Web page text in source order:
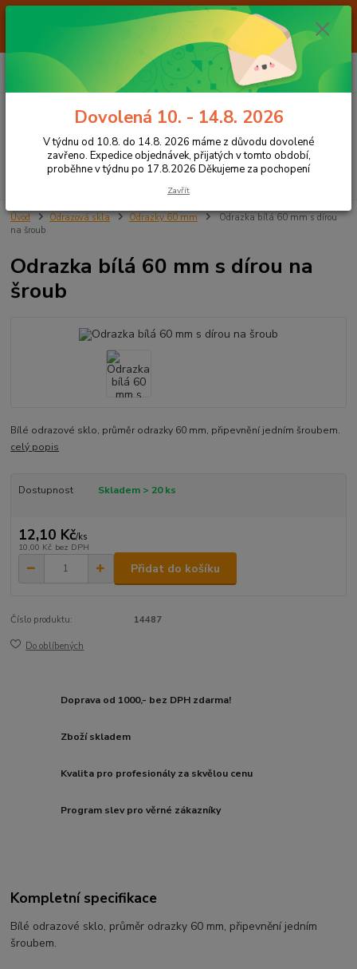
Od 7.8. do 14.8. 2026 máme z důvodu dovolené ZAVŘENO. Expedice
objednávek, přijatých v tomto období, proběhne v týdnu po 17.8.2026
Děkujeme za pochopení
CZK
Hledat
+420 605 283 713
za0,00 Kč
Úvod Odrazová skla Odrazky 60 mm
Odrazka bílá 60 mm s dírou
na šroub
Odrazka bílá 60 mm s dírou na
šroub
Bílé odrazové sklo, průměr odrazky 60 mm, připevnění jedním šroubem.
celý popis
Dostupnost Skladem > 20 ks
12,10 Kč/ks
10,00 Kč bez DPH
Přidat do košíku
Číslo produktu: 14487
Do oblíbených
Doprava od 1000,- bez DPH zdarma!
Zboží skladem
Kvalita pro profesionály za skvělou cenu
Program slev pro věrné zákazníky
Kompletní specifikace
Bílé odrazové sklo, průměr odrazky 60 mm, připevnění jedním
šroubem.
Dovolená 10. - 14.8. 2026
V týdnu od 10.8. do 14.8. 2026 máme z důvodu dovolené
zavřeno. Expedice objednávek, přijatých v tomto období,
proběhne v týdnu po 17.8.2026 Děkujeme za pochopení
Zavřít